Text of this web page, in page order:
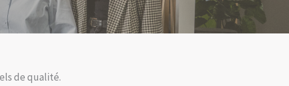
de qualité.